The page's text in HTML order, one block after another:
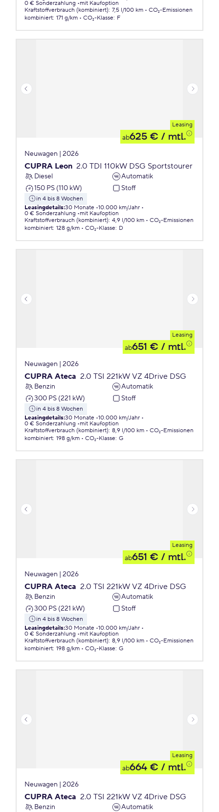
0 € Sonderzahlung
mit Kaufoption
Kraftstoffverbrauch (kombiniert): 7,5 l/100 km
CO₂-Emissionen
kombiniert: 171 g/km CO₂-Klasse: F
Leasing
ab625 € / mtl.
Neuwagen | 2026
CUPRA Leon 2.0 TDI 110kW DSG Sportstourer
Diesel
Automatik
150 PS (110 kW)
Stoff
in 4 bis 8 Wochen
Leasingdetails:30 Monate 10.000 km/Jahr
0 € Sonderzahlung
mit Kaufoption
Kraftstoffverbrauch (kombiniert): 4,9 l/100 km
CO₂-Emissionen
kombiniert: 128 g/km CO₂-Klasse: D
Leasing
ab651 € / mtl.
Neuwagen | 2026
CUPRA Ateca 2.0 TSI 221kW VZ 4Drive DSG
Benzin
Automatik
300 PS (221 kW)
Stoff
in 4 bis 8 Wochen
Leasingdetails:30 Monate 10.000 km/Jahr
0 € Sonderzahlung
mit Kaufoption
Kraftstoffverbrauch (kombiniert): 8,9 l/100 km
CO₂-Emissionen
kombiniert: 198 g/km CO₂-Klasse: G
Leasing
ab651 € / mtl.
Neuwagen | 2026
CUPRA Ateca 2.0 TSI 221kW VZ 4Drive DSG
Benzin
Automatik
300 PS (221 kW)
Stoff
in 4 bis 8 Wochen
Leasingdetails:30 Monate 10.000 km/Jahr
0 € Sonderzahlung
mit Kaufoption
Kraftstoffverbrauch (kombiniert): 8,9 l/100 km
CO₂-Emissionen
kombiniert: 198 g/km CO₂-Klasse: G
Leasing
ab664 € / mtl.
Neuwagen | 2026
CUPRA Ateca 2.0 TSI 221kW VZ 4Drive DSG
Benzin
Automatik